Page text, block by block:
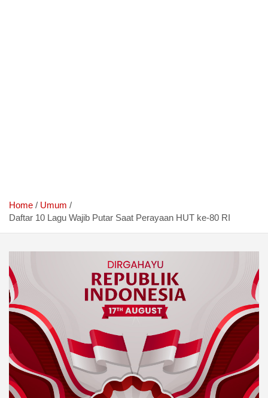
Home
Umum
Daftar 10 Lagu Wajib Putar Saat Perayaan HUT ke-80 RI